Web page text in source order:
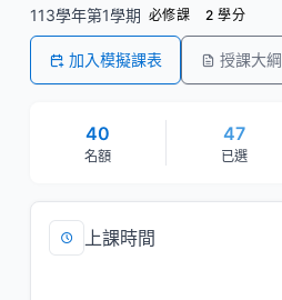
113學年第1學期 必修課 2 學分
加入模擬課表 授課大綱
40
名額
47
已選
上課時間